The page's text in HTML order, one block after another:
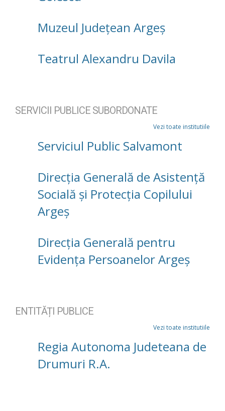
Muzeul Județean Argeș
Teatrul Alexandru Davila
SERVICII PUBLICE SUBORDONATE
Vezi toate institutiile
Serviciul Public Salvamont
Direcţia Generală de Asistenţă
Socială şi Protecţia Copilului
Argeş
Direcția Generală pentru
Evidența Persoanelor Argeș
ENTITĂȚI PUBLICE
Vezi toate institutiile
Regia Autonoma Judeteana de
Drumuri R.A.